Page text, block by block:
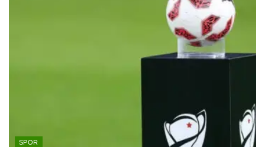
SPOR